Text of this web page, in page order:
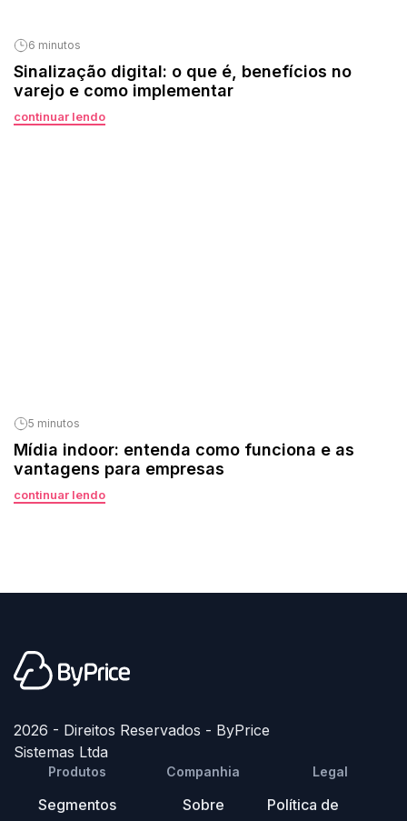
6 minutos
Sinalização digital: o que é, benefícios no
varejo e como implementar
continuar lendo
5 minutos
Mídia indoor: entenda como funciona e as
vantagens para empresas
continuar lendo
2026 - Direitos Reservados - ByPrice
Sistemas Ltda
Produtos
Segmentos
Companhia
Sobre
Legal
Política de